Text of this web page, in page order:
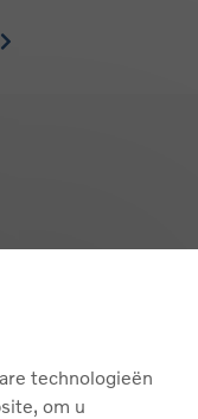
technologieën
om u